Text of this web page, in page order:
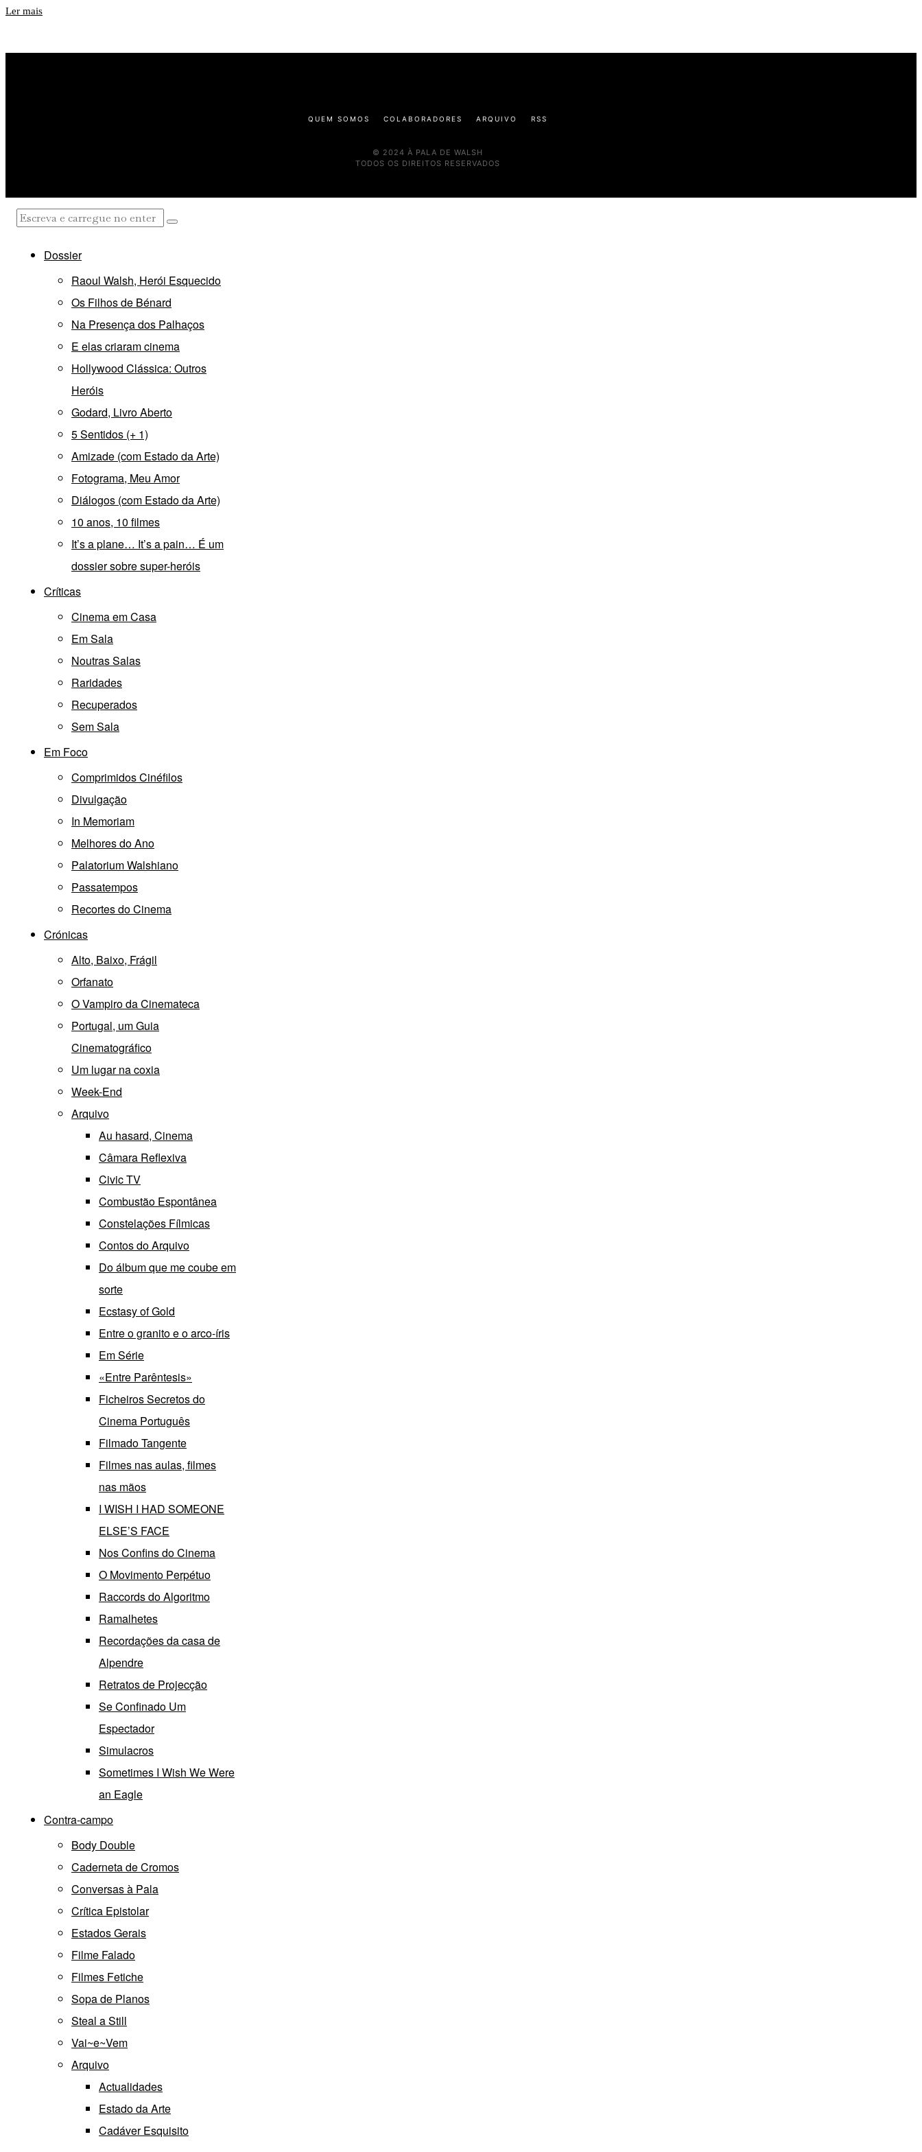
Ler mais
QUEM SOMOS COLABORADORES ARQUIVO RSS
© 2024 À PALA DE WALSH
TODOS OS DIREITOS RESERVADOS
Dossier
Raoul Walsh, Herói Esquecido
Os Filhos de Bénard
Na Presença dos Palhaços
E elas criaram cinema
Hollywood Clássica: Outros
Heróis
Godard, Livro Aberto
5 Sentidos (+ 1)
Amizade (com Estado da Arte)
Fotograma, Meu Amor
Diálogos (com Estado da Arte)
10 anos, 10 filmes
It’s a plane… It’s a pain… É um
dossier sobre super-heróis
Críticas
Cinema em Casa
Em Sala
Noutras Salas
Raridades
Recuperados
Sem Sala
Em Foco
Comprimidos Cinéfilos
Divulgação
In Memoriam
Melhores do Ano
Palatorium Walshiano
Passatempos
Recortes do Cinema
Crónicas
Alto, Baixo, Frágil
Orfanato
O Vampiro da Cinemateca
Portugal, um Guia
Cinematográfico
Um lugar na coxia
Week-End
Arquivo
Au hasard, Cinema
Câmara Reflexiva
Civic TV
Combustão Espontânea
Constelações Fílmicas
Contos do Arquivo
Do álbum que me coube em
sorte
Ecstasy of Gold
Entre o granito e o arco-íris
Em Série
«Entre Parêntesis»
Ficheiros Secretos do
Cinema Português
Filmado Tangente
Filmes nas aulas, filmes
nas mãos
I WISH I HAD SOMEONE
ELSE’S FACE
Nos Confins do Cinema
O Movimento Perpétuo
Raccords do Algoritmo
Ramalhetes
Recordações da casa de
Alpendre
Retratos de Projecção
Se Confinado Um
Espectador
Simulacros
Sometimes I Wish We Were
an Eagle
Contra-campo
Body Double
Caderneta de Cromos
Conversas à Pala
Crítica Epistolar
Estados Gerais
Filme Falado
Filmes Fetiche
Sopa de Planos
Steal a Still
Vai~e~Vem
Arquivo
Actualidades
Estado da Arte
Cadáver Esquisito